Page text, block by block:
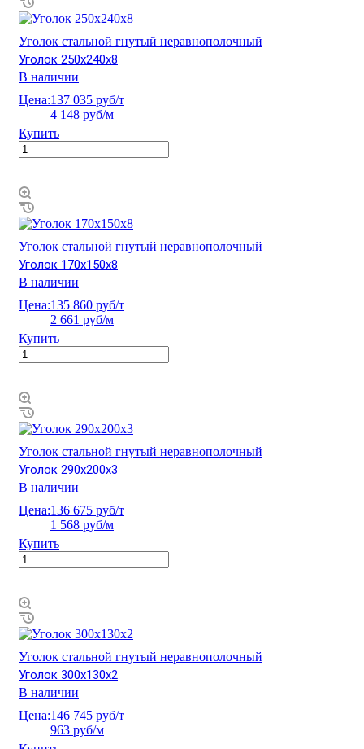
Уголок стальной гнутый неравнополочный
Уголок 250х240х8
В наличии
Цена:137 035 руб/т
4 148 руб/м
Купить
Уголок стальной гнутый неравнополочный
Уголок 170х150х8
В наличии
Цена:135 860 руб/т
2 661 руб/м
Купить
Уголок стальной гнутый неравнополочный
Уголок 290х200х3
В наличии
Цена:136 675 руб/т
1 568 руб/м
Купить
Уголок стальной гнутый неравнополочный
Уголок 300х130х2
В наличии
Цена:146 745 руб/т
963 руб/м